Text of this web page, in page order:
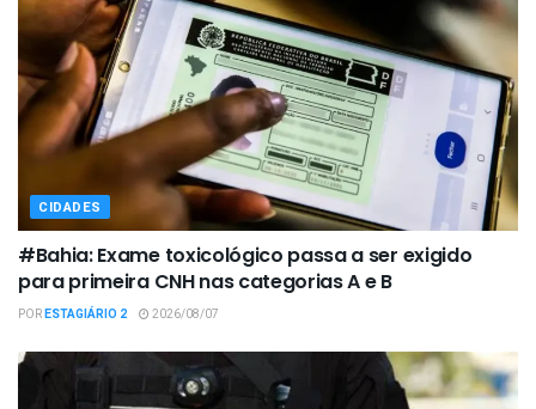
CIDADES
#Bahia: Exame toxicológico passa a ser exigido
para primeira CNH nas categorias A e B
PORESTAGIÁRIO 2 2026/08/07